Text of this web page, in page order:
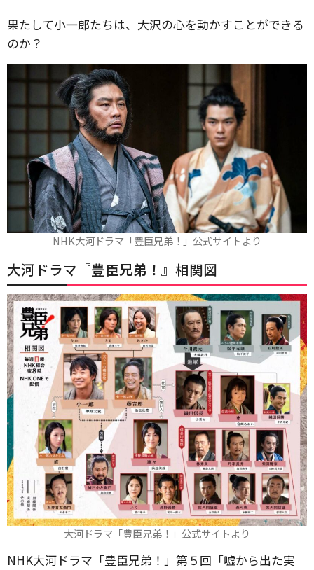
果たして小一郎たちは、大沢の心を動かすことができる
のか？
NHK大河ドラマ「豊臣兄弟！」公式サイトより
大河ドラマ『豊臣兄弟！ 』相関図
大河ドラマ「豊臣兄弟！」公式サイトより
NHK大河ドラマ「豊臣兄弟！」第５回「嘘から出た実